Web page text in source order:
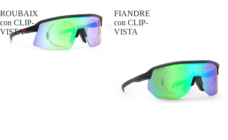
ROUBAIX
con CLIP-
VISTA
FIANDRE
con CLIP-
VISTA